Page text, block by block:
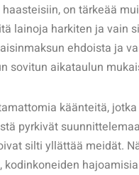
on tärkeää
lainoja harkiten ja vain
ehdoista ja
sovitun aikataulun
käänteitä,
pyrkivät
silti yllättää meidät.
kodinkoneiden